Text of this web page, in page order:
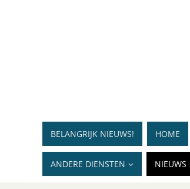
BELANGRIJK NIEUWS! HOME
ANDERE DIENSTEN NIEUWS